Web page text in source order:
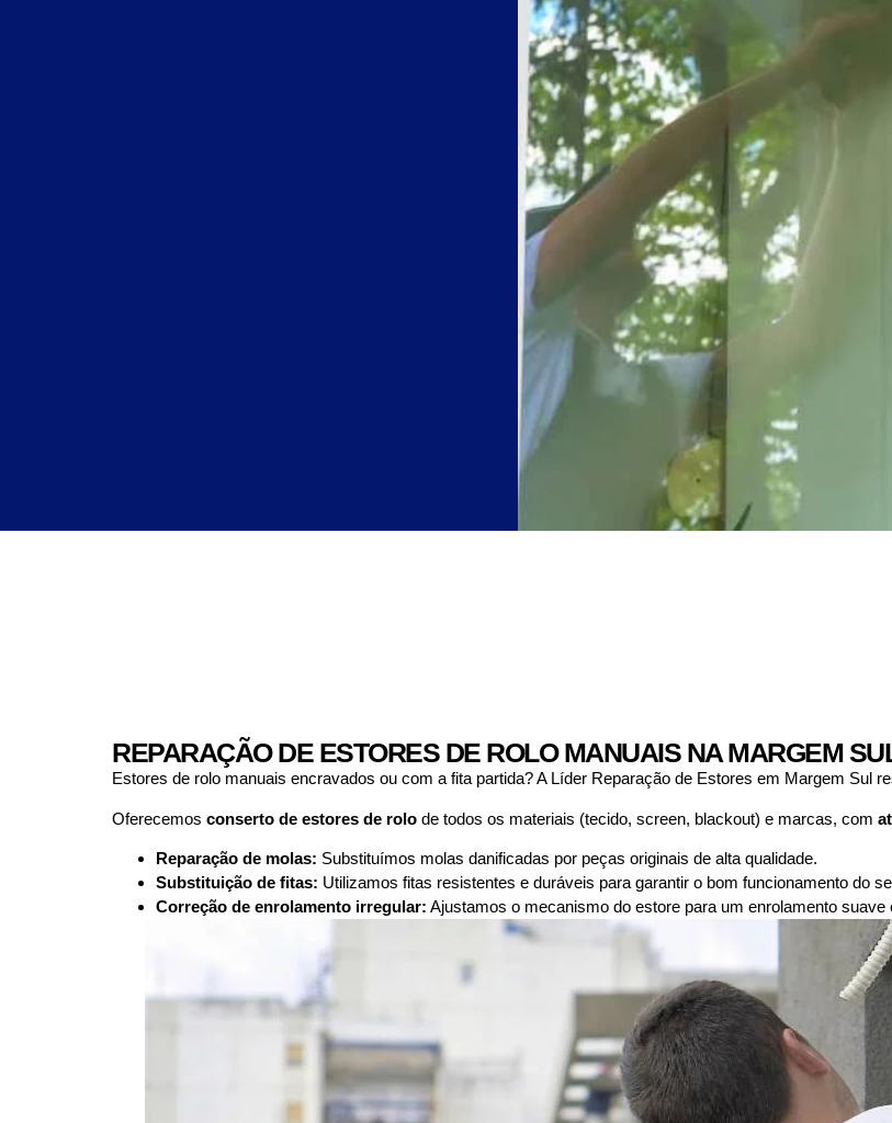
REPARAÇÃO DE ESTORES DE ROLO MANUAIS NA MARGEM
Estores de rolo manuais encravados ou com a fita partida? A Líder Reparação de Estores em Margem Sul
Oferecemos conserto de estores de rolo de todos os materiais (tecido, screen, blackout) e marcas, com
Reparação de molas: Substituímos molas danificadas por peças originais de alta qualidade.
Substituição de fitas: Utilizamos fitas resistentes e duráveis para garantir o bom funcionamento do
Correção de enrolamento irregular: Ajustamos o mecanismo do estore para um enrolamento suave